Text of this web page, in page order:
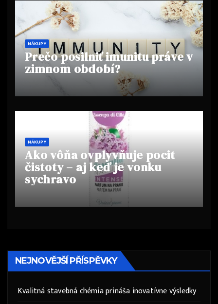
NÁKUPY
Prečo posilniť imunitu práve v
zimnom období?
NÁKUPY
Ako vôňa ovplyvňuje pocit
čistoty – aj keď je vonku
sychravo
NEJNOVĚJŠÍ PŘÍSPĚVKY
Kvalitná stavebná chémia prináša inovatívne výsledky